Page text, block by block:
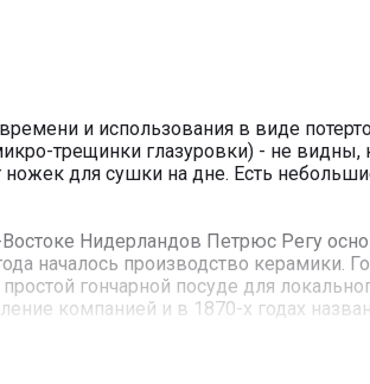
и использования в виде
трещинки глазуровки) - не видны,
для сушки на дне. Есть
Нидерландов Петрюс Регу
началось производство керамики.
гончарной посуде для
компанией и в 1870-х годах
в SPHINX (Сфинкс).